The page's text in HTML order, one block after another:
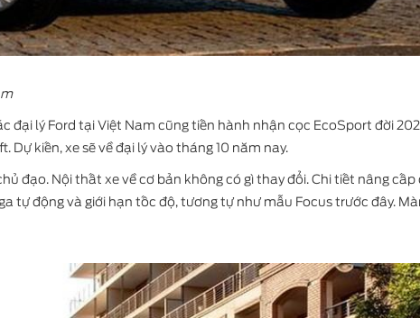
đại lý Ford tại Việt Nam cũng tiến hành nhận cọc EcoSport đời
kiến, xe sẽ về đại lý vào tháng 10 năm nay.
đạo. Nội thất xe về cơ bản không có gì thay đổi. Chi tiết nâng
tự động và giới hạn tốc độ, tương tự như mẫu Focus trước đây.